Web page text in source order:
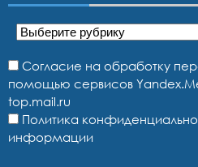
Рубрики
Согласие на обработку
помощью сервисов
top.mail.ru
Политика
информации